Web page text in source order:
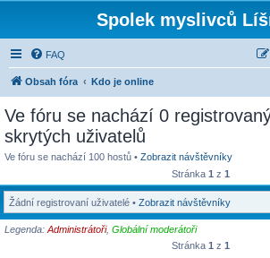
Spolek myslivců
FAQ
Obsah fóra Kdo je online
Ve fóru se nachází 0
skrytých uživatelů
Ve fóru se nachází 100 hostů • Zobrazit návštěvníky
Stránka 1 z 1
Žádní registrovaní uživatelé • Zobrazit návštěvníky
Legenda: Administrátoři, Globální moderátoři
Stránka 1 z 1